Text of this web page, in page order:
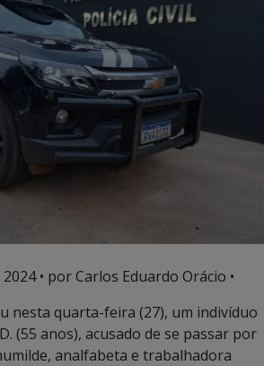
• por Carlos Eduardo Orácio •
nesta quarta-feira (27), um indivíduo
(55 anos), acusado de se passar por
analfabeta e trabalhadora